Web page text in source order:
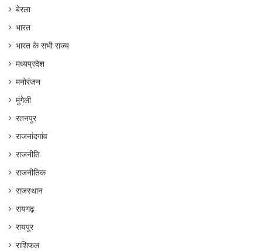
बेरला
भारत
भारत के सभी राज्य
मध्यप्रदेश
मनोरंजन
मुंगेली
रतनपुर
राजनांदगांव
राजनीति
राजनीतिक
राजस्थान
रायगढ़
रायपुर
राशिफल